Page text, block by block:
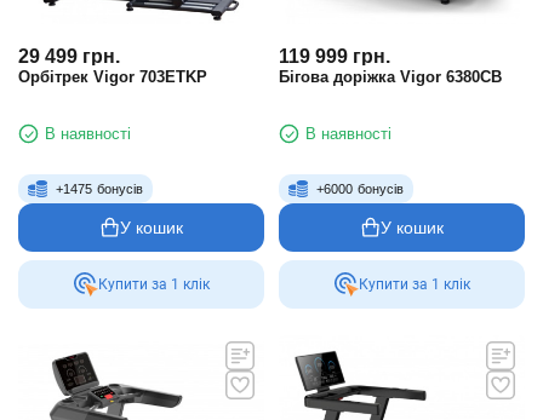
29 499 грн.
Орбітрек Vigor 703ETKP
В наявності
+1475 бонусів
У кошик
Купити за 1 клiк
119 999 грн.
Бігова доріжка Vigor 6380CB
В наявності
+6000 бонусів
У кошик
Купити за 1 клiк